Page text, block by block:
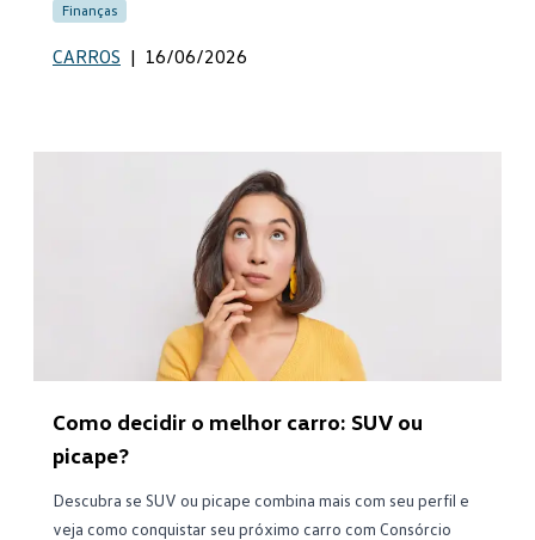
Finanças
CARROS | 16/06/2026
Como decidir o melhor carro: SUV ou
picape?
Descubra se SUV ou picape combina mais com seu perfil e
veja como conquistar seu próximo carro com Consórcio